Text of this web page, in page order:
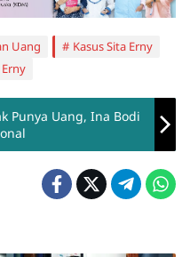
Uang
Kasus Sita Erny
Punya Uang, Ina Bodi